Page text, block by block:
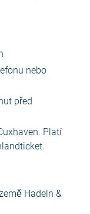
nebo
před
Platí
Hadeln &